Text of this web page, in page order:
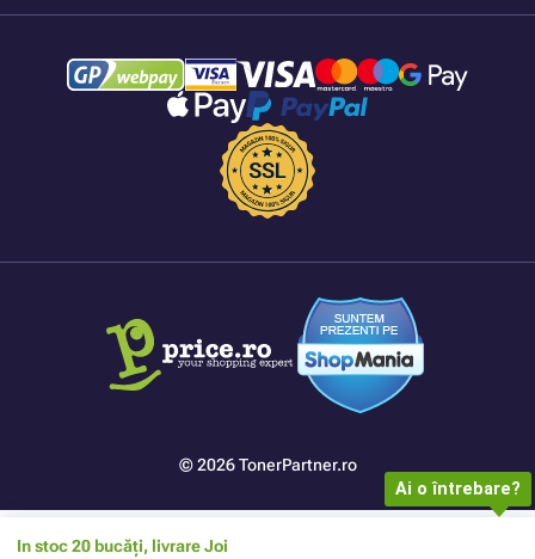
In stoc 20 bucăți, livrare Joi
© 2026 TonerPartner.ro
Ai o întrebare?